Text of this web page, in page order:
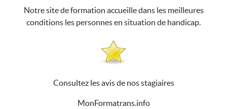
Notre site de formation accueille dans les meilleures
conditions les personnes en situation de handicap.
Consultez les avis de nos stagiaires
MonFormatrans.info